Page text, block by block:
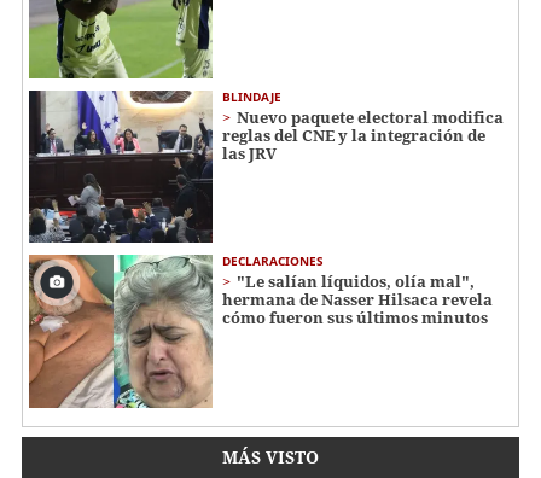
BLINDAJE
Nuevo paquete electoral modifica
reglas del CNE y la integración de
las JRV
DECLARACIONES
"Le salían líquidos, olía mal",
hermana de Nasser Hilsaca revela
cómo fueron sus últimos minutos
MÁS VISTO